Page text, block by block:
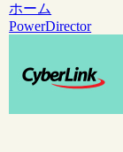
ホーム
PowerDirector